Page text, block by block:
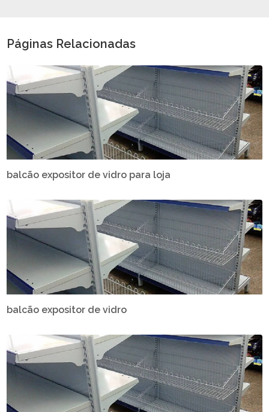
Páginas Relacionadas
balcão expositor de vidro para loja
balcão expositor de vidro